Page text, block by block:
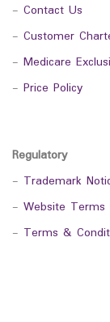
- Contact Us
- Customer
- Medicare
- Price Policy
Regulatory
- Trademark
- Website Terms
- Terms &